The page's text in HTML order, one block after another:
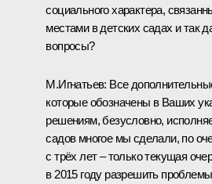
социального характера,
местами в детских садах и так
вопросы?
М.Игнатьев: Все
которые обозначены в Ваших
решениям, безусловно,
садов многое мы сделали, по
с трёх лет – только текущая
в 2015 году разрешить